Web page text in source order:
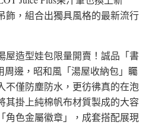
飾，組合出獨具風格的最新流行
屋造型娃包限量開賣！誠品「書
周邊，昭和風「湯屋收納包」矚
不僅防塵防水，更彷彿真的在泡
其掛上純棉帆布材質製成的大容
角色金屬徽章」，成套搭配展現